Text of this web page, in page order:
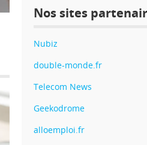
Nos sites
Nubiz
double-monde.fr
Telecom News
Geekodrome
alloemploi.fr